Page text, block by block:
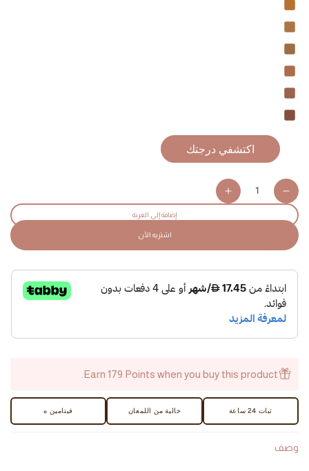
كمية
Decrease
You
Covered!
Matte
Foundation
-
AED
Increase
You
Covered!
Matte
Foundation
إضافة إلى العربة
اشتريه الآن
Earn 179 Points when you buy this product.
ثبات 24 ساعة خالية من اللمعان فيتامين ه
وصف